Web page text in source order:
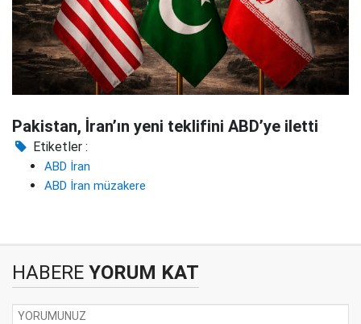
Pakistan, İran’ın yeni teklifini ABD’ye iletti
Etiketler :
ABD İran
ABD İran müzakere
HABERE YORUM KAT